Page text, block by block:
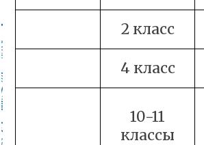
2 класс
4 класс
10-11
классы